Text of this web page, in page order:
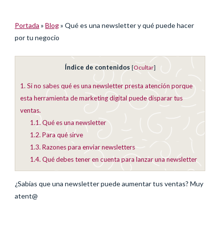
Portada » Blog» Qué es una newsletter y qué puede hacer
por tu negocio
Índice de contenidos [Ocultar]
1. Si no sabes qué es una newsletter presta atención porque
esta herramienta de marketing digital puede disparar tus
ventas.
1.1.Qué es una newsletter
1.2. Para qué sirve
1.3. Razones para enviar newsletters
1.4. Qué debes tener en cuenta para lanzar una newsletter
¿Sabías que una newsletter puede aumentar tus ventas? Muy
atent@